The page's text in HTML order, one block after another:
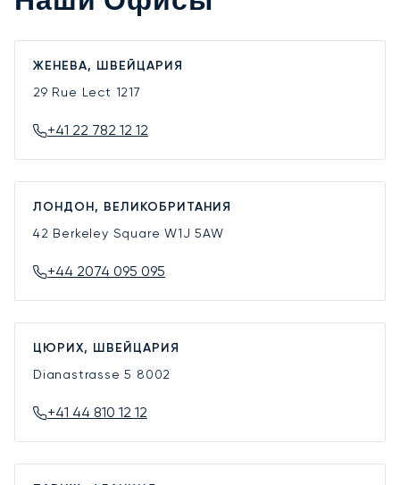
ЖЕНЕВА, ШВЕЙЦАРИЯ
29 Rue Lect 1217
+41 22 782 12 12
ЛОНДОН, ВЕЛИКОБРИТАНИЯ
42 Berkeley SquareW1J 5AW
+44 2074 095 095
ЦЮРИХ, ШВЕЙЦАРИЯ
Dianastrasse 5 8002
+41 44 810 12 12